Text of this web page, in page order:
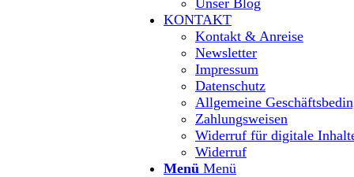
Unser Blog
KONTAKT
Kontakt & Anreise
Newsletter
Impressum
Datenschutz
Allgemeine
Zahlungsweisen
Widerruf für digitale
Widerruf
Menü Menü